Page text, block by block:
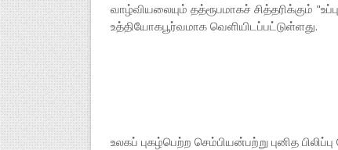
வாழ்வியலையும் தத்ரூபமாகச் சித்தரிக்கும்
உத்தியோகபூர்வமாக வெளியிடப்பட்டுள்ளது.
உலகப் புகழ்பெற்ற செம்பியன்பற்று புனித